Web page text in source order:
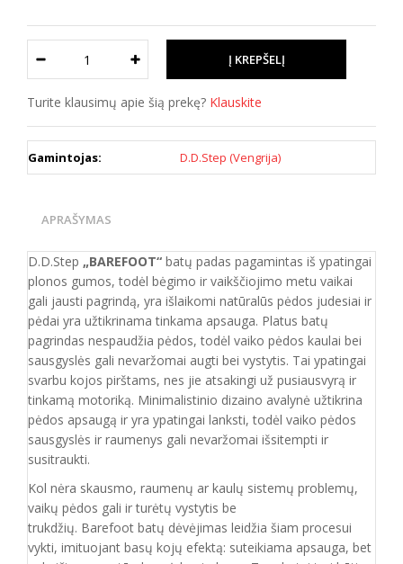
Turite klausimų apie šią prekę? Klauskite
Gamintojas: D.D.Step (Vengrija)
APRAŠYMAS
D.D.Step „BAREFOOT“ batų padas pagamintas iš ypatingai
plonos gumos, todėl bėgimo ir vaikščiojimo metu vaikai
gali jausti pagrindą, yra išlaikomi natūralūs pėdos judesiai ir
pėdai yra užtikrinama tinkama apsauga. Platus batų
pagrindas nespaudžia pėdos, todėl vaiko pėdos kaulai bei
sausgyslės gali nevaržomai augti bei vystytis. Tai ypatingai
svarbu kojos pirštams, nes jie atsakingi už pusiausvyrą ir
tinkamą motoriką. Minimalistinio dizaino avalynė užtikrina
pėdos apsaugą ir yra ypatingai lanksti, todėl vaiko pėdos
sausgyslės ir raumenys gali nevaržomai išsitempti ir
susitraukti.
Kol nėra skausmo, raumenų ar kaulų sistemų problemų,
vaikų pėdos gali ir turėtų vystytis be
trukdžių. Barefoot batų dėvėjimas leidžia šiam procesui
vykti, imituojant basų kojų efektą: suteikiama apsauga, bet